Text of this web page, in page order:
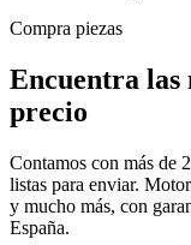
Compra piezas
Encuentra las
precio
Contamos con más de
listas para enviar.
y mucho más, con
España.